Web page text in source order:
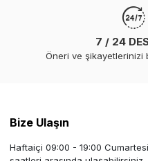
7 / 24
Öneri ve şikayetlerinizi
Bize Ulaşın
Haftaiçi 09:00 - 19:00